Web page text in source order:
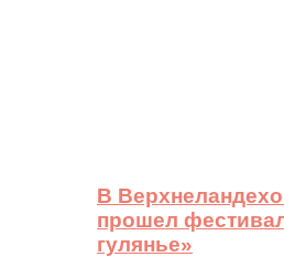
В
прошел
гулянье»